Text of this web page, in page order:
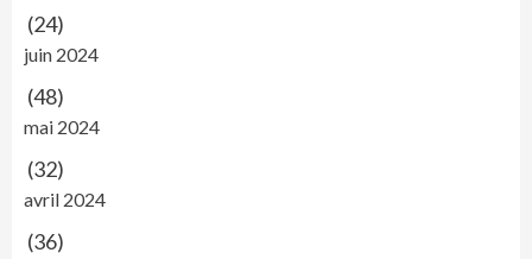
(24)
juin 2024
(48)
mai 2024
(32)
avril 2024
(36)